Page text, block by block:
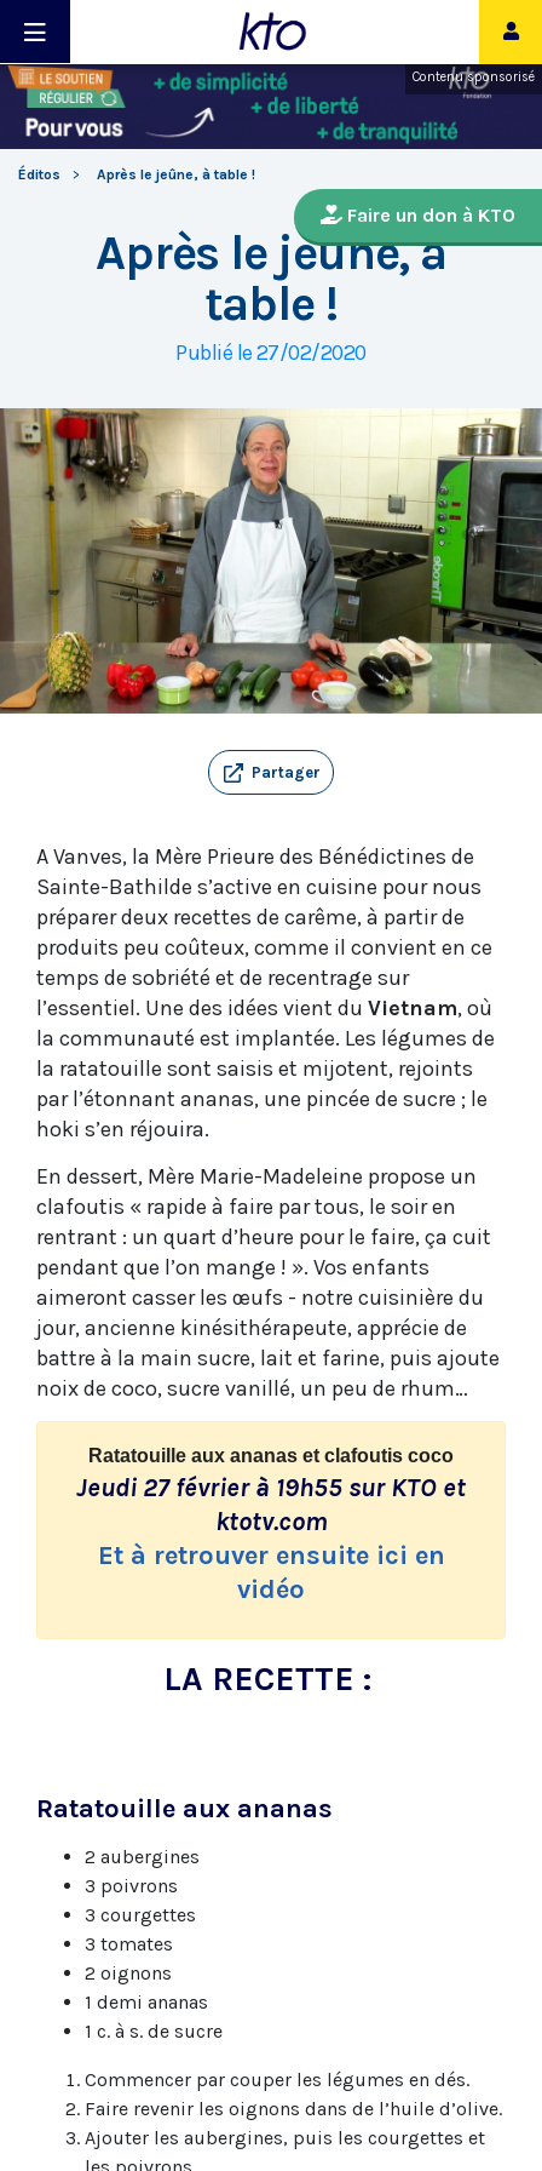
Contenu sponsorisé
Éditos Après le jeûne, à table !
Faire un don à KTO
Après le jeûne, à
table !
Publié le 27/02/2020
Partager
A Vanves, la Mère Prieure des Bénédictines de
Sainte-Bathilde s’active en cuisine pour nous
préparer deux recettes de carême, à partir de
produits peu coûteux, comme il convient en ce
temps de sobriété et de recentrage sur
l’essentiel. Une des idées vient du Vietnam, où
la communauté est implantée. Les légumes de
la ratatouille sont saisis et mijotent, rejoints
par l’étonnant ananas, une pincée de sucre ; le
hoki s’en réjouira.
En dessert, Mère Marie-Madeleine propose un
clafoutis « rapide à faire par tous, le soir en
rentrant : un quart d’heure pour le faire, ça cuit
pendant que l’on mange ! ». Vos enfants
aimeront casser les œufs - notre cuisinière du
jour, ancienne kinésithérapeute, apprécie de
battre à la main sucre, lait et farine, puis ajoute
noix de coco, sucre vanillé, un peu de rhum…
Ratatouille aux ananas et clafoutis coco
Jeudi 27 février à 19h55 sur KTO et
ktotv.com
Et à retrouver ensuite ici en
vidéo
LA RECETTE :
Ratatouille aux ananas
2 aubergines
3 poivrons
3 courgettes
3 tomates
2 oignons
1 demi ananas
1 c. à s. de sucre
Commencer par couper les légumes en dés.
Faire revenir les oignons dans de l’huile d’olive.
Ajouter les aubergines, puis les courgettes et